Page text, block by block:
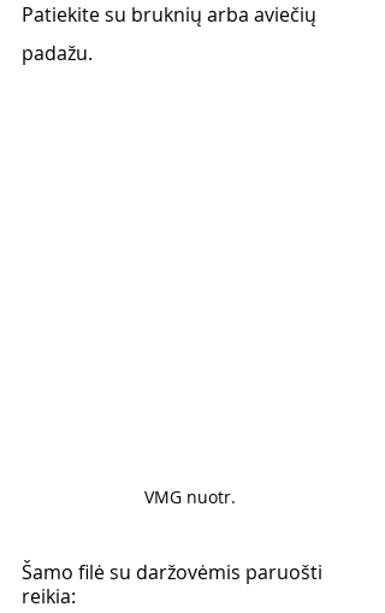
Patiekite su bruknių arba aviečių
padažu.
VMG nuotr.
Šamo filė su daržovėmis paruošti
reikia: